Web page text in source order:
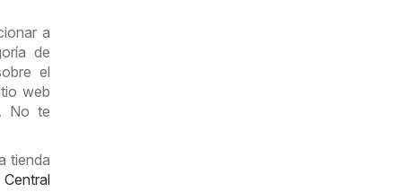
a
de
el
web
No te
tienda
Central